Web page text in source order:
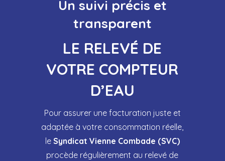
Un suivi précis et
transparent
LE RELEVÉ DE
VOTRE COMPTEUR
D’EAU
Pour assurer une facturation juste et
adaptée à votre consommation réelle,
le Syndicat Vienne Combade (SVC)
procède régulièrement au relevé de